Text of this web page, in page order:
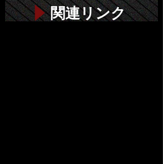
関連リンク